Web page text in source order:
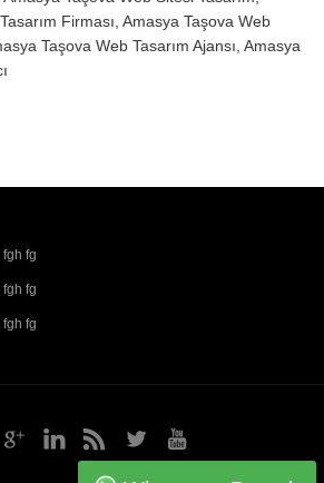
Firması, Amasya Taşova Web
Taşova Web Tasarım Ajansı, Amasya
fg
fg
fg